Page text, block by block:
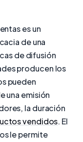
es un
de una
de difusión
producen los
pueden
una emisión
la duración
vendidos. El
le permite